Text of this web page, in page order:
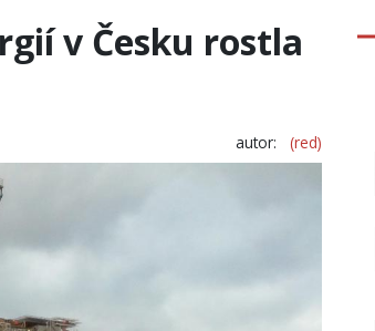
v Česku rostla
autor: (red)